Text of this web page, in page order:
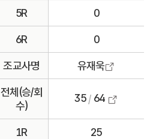
5R 0
6R 0
조교사명 유재욱
전체(승/회
수)
35/64
1R 25